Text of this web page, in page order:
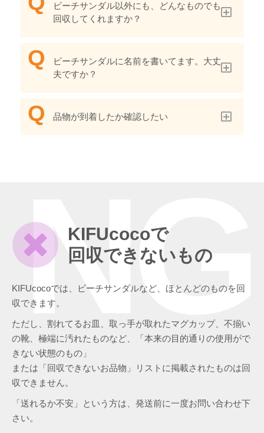
ビーチサンダル以外にも、どんなものでも
回収してくれますか？
ビーチサンダルに名前を書いてます。大丈
夫ですか？
品物が到着したか確認したい
KIFUcocoで
回収できないもの
KIFUcocoでは、ビーチサンダルなど、ほとんどのものを回
収できます。
ただし、割れてるお皿、取っ手が取れたマグカップ、不揃い
の靴、極端に汚れたものなど、「本来の目的通りの使用がで
きない状態のもの」
または「回収できないお品物」リストに掲載されたものは回
収できません。
「送れるか不安」という方は、発送前に一度お問い合わせ下
さい。
NG